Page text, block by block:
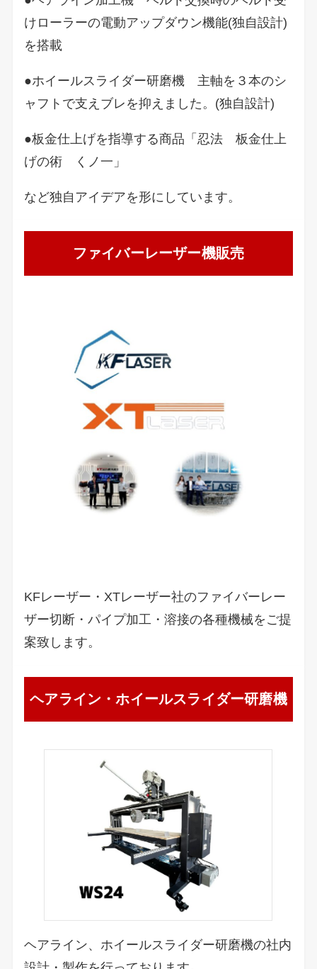
けローラーの電動アップダウン機能(独自設計)
を搭載
●ホイールスライダー研磨機 主軸を３本のシ
ャフトで支えブレを抑えました。(独自設計)
●板金仕上げを指導する商品「忍法 板金仕上
げの術 くノ一」
など独自アイデアを形にしています。
ファイバーレーザー機販売
KFレーザー・XTレーザー社のファイバーレー
ザー切断・パイプ加工・溶接の各種機械をご提
案致します。
ヘアライン・ホイールスライダー研磨機
ヘアライン、ホイールスライダー研磨機の社内